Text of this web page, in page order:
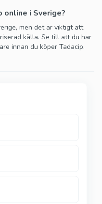
online i Sverige?
men det är viktigt att
källa. Se till att du har
innan du köper Tadacip.